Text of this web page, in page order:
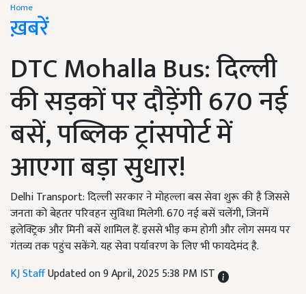
Home
ख़बरें
DTC Mohalla Bus: दिल्ली
की सड़कों पर दौड़ेंगी 670 नई
बसें, पब्लिक ट्रांसपोर्ट में
आएगा बड़ा सुधार!
Delhi Transport: दिल्ली सरकार ने मोहल्ला बस सेवा शुरू की है जिससे
जनता को बेहतर परिवहन सुविधा मिलेगी. 670 नई बसें चलेंगी, जिनमें
इलेक्ट्रिक और मिनी बसें शामिल हैं. इससे भीड़ कम होगी और लोग समय पर
गंतव्य तक पहुंच सकेंगे. यह सेवा पर्यावरण के लिए भी फायदेमंद है.
KJ StaffUpdated on 9 April, 2025 5:38 PM IST